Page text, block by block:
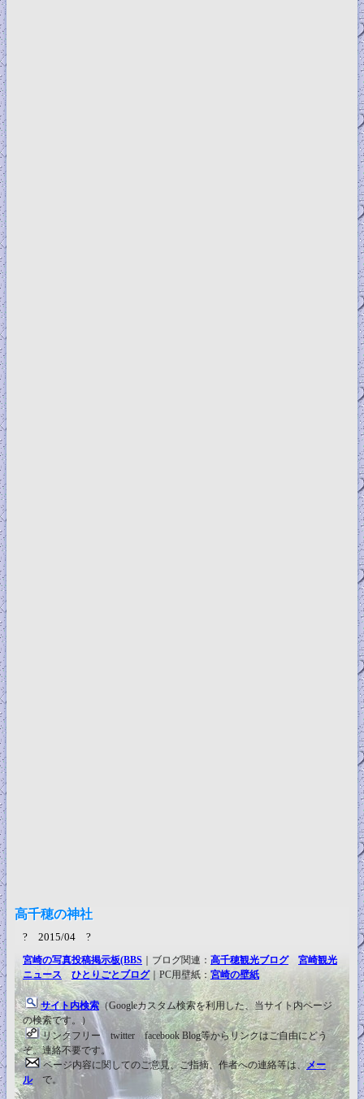
高千穂の神社
? 2015/04 ?
宮崎の写真投稿掲示板(BBS ｜ブログ関連： 高千穂観光ブログ
宮崎観光
ニュース
ひとりごとブログ｜PC用壁紙： 宮崎の壁紙
サイト内検索 （Googleカスタム検索を利用した、当サイト内ページ
の検索です。）
リンクフリー twitter facebook Blog等からリンクはご自由にどう
ぞ。連絡不要です。
ページ内容に関してのご意見、ご指摘、作者への連絡等は、メー
ルで。